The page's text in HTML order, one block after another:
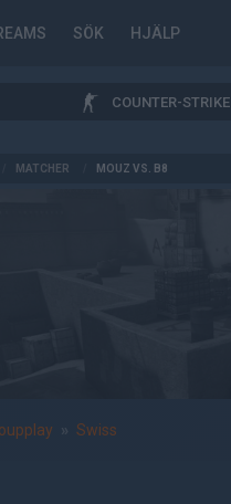
SÖK HJÄLP
COUNTER-STRIKE
MATCHER MOUZ VS. B8
» Swiss